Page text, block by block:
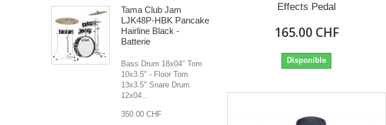
Tama Club Jam
LJK48P-HBK Pancake
Hairline Black -
Batterie
Bass Drum 18x04" Tom
10x3.5" - Floor Tom
13x3.5" Snare Drum
12x04...
350.00 CHF
Effects Pedal
165.00 CHF
Disponible